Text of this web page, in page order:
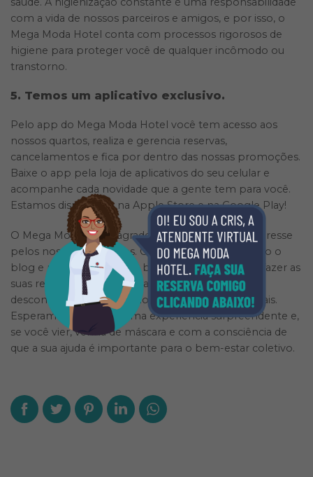
com a vida de nossos parceiros e amigos, e por isso, o
Mega Moda Hotel conta com processos rigorosos de
higiene para proteger você de qualquer incômodo ou
transtorno.
5. Temos um aplicativo exclusivo.
Pelo app do Mega Moda Hotel você tem acesso aos
nossos quartos, realiza e gerencia reservas,
cancelamentos e fica por dentro das nossas promoções.
Baixe o app pela loja de aplicativos do seu celular e
acompanhe cada novidade que a gente tem para você.
Estamos disponíveis na Apple Store e na Google Play!
O Mega Moda Hotel agradece a sua atenção e interesse
pelos nossos conteúdos. Continue acompanhando o
blog e não se esqueça de baixar o aplicativo para fazer as
suas reservas com praticidade e possibilidades de
descontos especiais em nossas ações promocionais.
Esperamos você para uma experiência surpreendente e,
se você vier, venha de máscara e com a consciência de
que a sua ajuda é importante para o bem-estar coletivo.